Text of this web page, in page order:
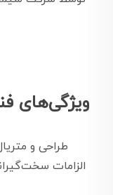
ویژگی‌های
طراحی و
الزامات